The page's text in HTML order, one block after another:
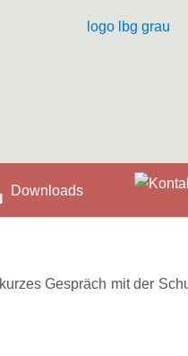
Downloads
Gespräch mit der